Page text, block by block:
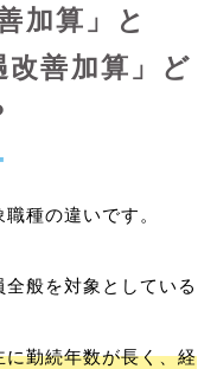
加算」と
改善加算」ど
種の違いです。
般を対象としている
勤続年数が長く、経